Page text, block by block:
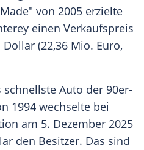
von 2005 erzielte
einen Verkaufspreis
(22,36 Mio. Euro,
Auto der 90er-
1994 wechselte bei
am 5. Dezember 2025
den Besitzer. Das sind